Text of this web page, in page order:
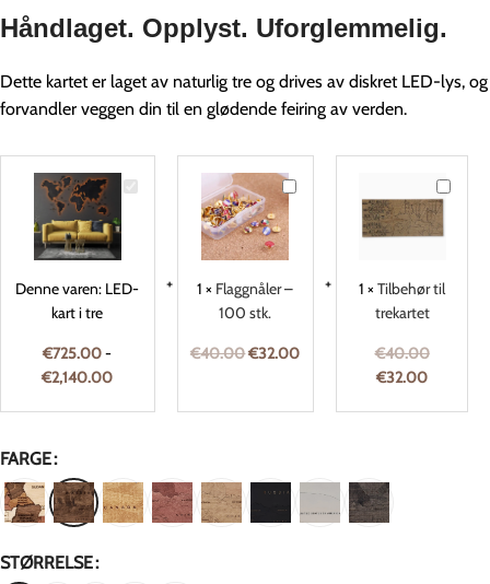
Håndlaget. Opplyst. Uforglemmelig.
Dette kartet er laget av naturlig tre og drives av diskret LED-lys, og
forvandler veggen din til en glødende feiring av verden.
LED-
Denne varen: LED-
kart i tre
€725.00-
€2,140.00
Flaggnåler
–
100
stk.
1 × Flaggnåler –
100 stk.
€40.00€32.00
Tilbehør
til
trekartet
1 ×Tilbehør til
trekartet
€40.00
€32.00
FARGE
STØRRELSE